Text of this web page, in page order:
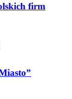
firm